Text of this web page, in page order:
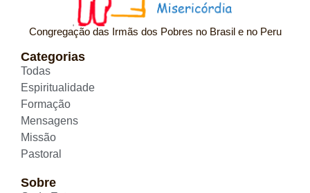
Congregação das Irmãs dos Pobres no Brasil e no Peru
Categorias
Todas
Espiritualidade
Formação
Mensagens
Missão
Pastoral
Sobre